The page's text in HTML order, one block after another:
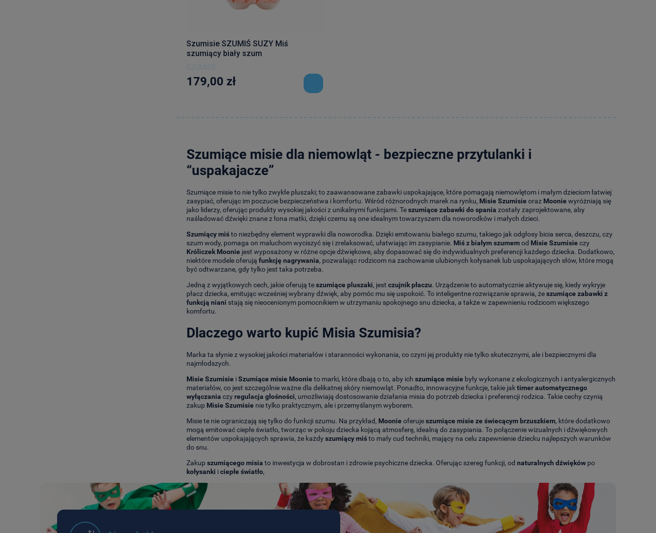
Szumisie SZUMIŚ SUZY Miś
szumiący biały szum
SZUMISIE
179,00 zł
Szumiące misie dla niemowląt - bezpieczne przytulanki i
“uspakajacze”
Szumiące misie to nie tylko zwykłe pluszaki; to zaawansowane zabawki uspokajające, które pomagają niemowlętom i małym dzieciom łatwiej
zasypiać, oferując im poczucie bezpieczeństwa i komfortu. Wśród różnorodnych marek na rynku, Misie Szumisie oraz Moonie wyróżniają się
jako liderzy, oferując produkty wysokiej jakości z unikalnymi funkcjami. Teszumiące zabawki do spania zostały zaprojektowane, aby
naśladować dźwięki znane z łona matki, dzięki czemu są one idealnym towarzyszem dla noworodków i małych dzieci.
Szumiący miśto niezbędny element wyprawki dla noworodka. Dzięki emitowaniu białego szumu, takiego jak odgłosy bicia serca, deszczu, czy
szum wody, pomaga on maluchom wyciszyć się i zrelaksować, ułatwiając im zasypianie. Miś z białym szumemod Misie Szumisie czy
Króliczek Moonie jest wyposażony w różne opcje dźwiękowe, aby dopasować się do indywidualnych preferencji każdego dziecka. Dodatkowo,
niektóre modele oferują funkcję nagrywania, pozwalając rodzicom na zachowanie ulubionych kołysanek lub uspokajających słów, które mogą
być odtwarzane, gdy tylko jest taka potrzeba.
Jedną z wyjątkowych cech, jakie oferują teszumiące pluszaki, jest czujnik płaczu. Urządzenie to automatycznie aktywuje się, kiedy wykryje
płacz dziecka, emitując wcześniej wybrany dźwięk, aby pomóc mu się uspokoić. To inteligentne rozwiązanie sprawia, żeszumiące zabawki z
funkcją niani stają się nieocenionym pomocnikiem w utrzymaniu spokojnego snu dziecka, a także w zapewnieniu rodzicom większego
komfortu.
Dlaczego warto kupić Misia Szumisia?
Marka ta słynie z wysokiej jakości materiałów i staranności wykonania, co czyni jej produkty nie tylko skutecznymi, ale i bezpiecznymi dla
najmłodszych.
Misie Szumisie iSzumiące misie Moonie to marki, które dbają o to, aby ich szumiące misie były wykonane z ekologicznych i antyalergicznych
materiałów, co jest szczególnie ważne dla delikatnej skóry niemowląt. Ponadto, innowacyjne funkcje, takie jaktimer automatycznego
wyłączania czyregulacja głośności, umożliwiają dostosowanie działania misia do potrzeb dziecka i preferencji rodzica. Takie cechy czynią
zakup Misie Szumisie nie tylko praktycznym, ale i przemyślanym wyborem.
Misie te nie ograniczają się tylko do funkcji szumu. Na przykład, Moonie oferujeszumiące misie ze świecącym brzuszkiem, które dodatkowo
mogą emitować ciepłe światło, tworząc w pokoju dziecka kojącą atmosferę, idealną do zasypiania. To połączenie wizualnych i dźwiękowych
elementów uspokajających sprawia, że każdyszumiący miśto mały cud techniki, mający na celu zapewnienie dziecku najlepszych warunków
do snu.
Zakup szumiącego misia to inwestycja w dobrostan i zdrowie psychiczne dziecka. Oferując szereg funkcji, od naturalnych dźwięków po
kołysanki iciepłe światło,